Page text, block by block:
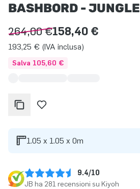
BASHBORD - JUNGLE
264,00 €158,40 €
193,25 € (IVA inclusa)
Salva 105,60 €
1.05 x 1.05 x 0m
9.4/10
JB ha 281 recensioni su Kiyoh